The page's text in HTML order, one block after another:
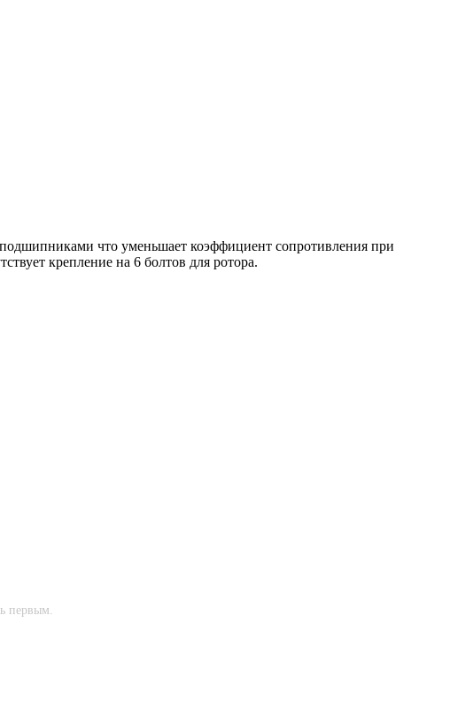
что уменьшает коэффициент сопротивления при
крепление на 6 болтов для ротора.
первым.